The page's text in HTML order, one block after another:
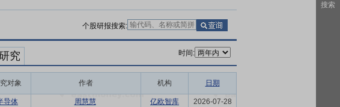
个股研报搜索:
时间:
究
对象 作者 机构 日期
导体 周慧慧 亿欧智库
2026-07-28
搜索